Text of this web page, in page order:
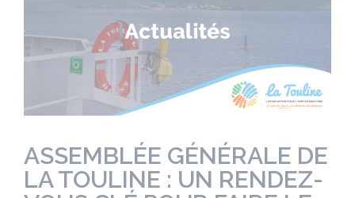
ASSEMBLÉE GÉNÉRALE DE
LA TOULINE : UN RENDEZ-